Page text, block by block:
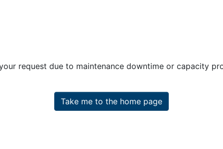
request due to maintenance downtime or capacity
Take me to the home page